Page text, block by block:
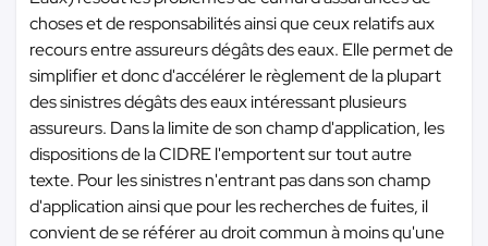
choses et de responsabilités ainsi que ceux relatifs aux
recours entre assureurs dégâts des eaux. Elle permet de
simplifier et donc d'accélérer le règlement de la plupart
des sinistres dégâts des eaux intéressant plusieurs
assureurs. Dans la limite de son champ d'application, les
dispositions de la CIDRE l'emportent sur tout autre
texte. Pour les sinistres n'entrant pas dans son champ
d'application ainsi que pour les recherches de fuites, il
convient de se référer au droit commun à moins qu'une